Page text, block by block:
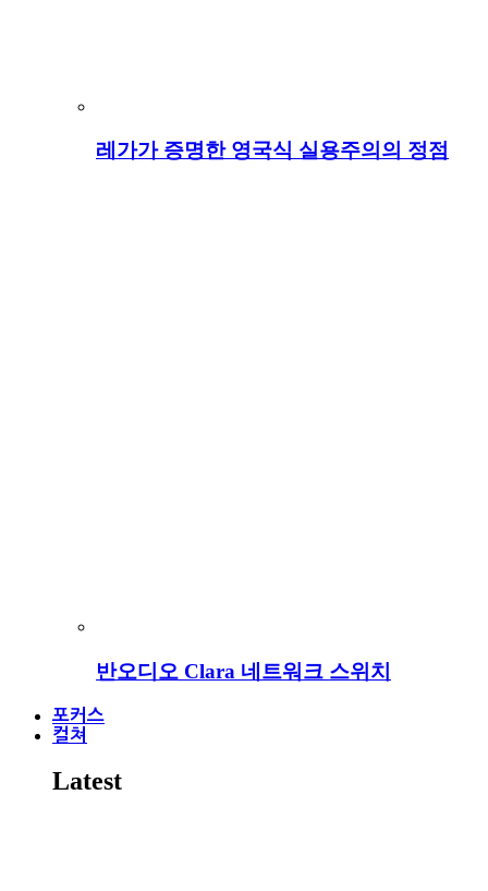
레가가 증명한 영국식 실용주의의 정점
반오디오 Clara 네트워크 스위치
포커스
컬쳐
Latest